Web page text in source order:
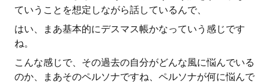
ていうことを想定しながら話しているんで、
はい、まあ基本的にデスマス帳かなっていう感じです
ね。
こんな感じで、その過去の自分がどんな風に悩んでいる
のか、まあそのペルソナですね、ペルソナが何に悩んで